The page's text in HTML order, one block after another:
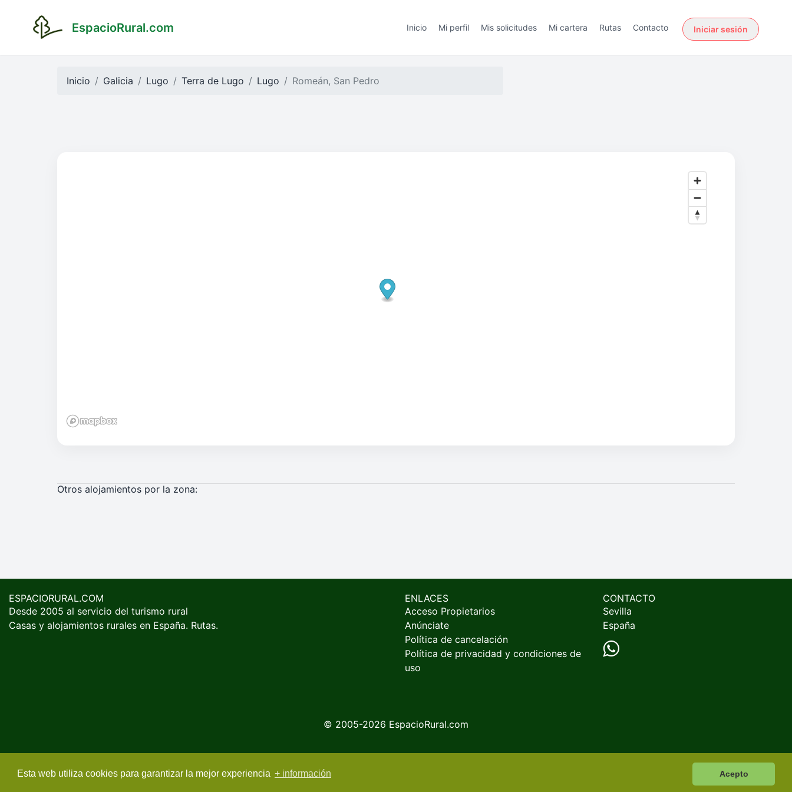
Esta web utiliza cookies para garantizar la mejor experiencia + información Acepto
EspacioRural.com Inicio Mi perfil Mis solicitudes Mi cartera Rutas Contacto Iniciar sesión
Inicio Galicia Lugo Terra de Lugo Lugo Romeán, San Pedro
Otros alojamientos por la zona:
ESPACIORURAL.COM
Desde 2005 al servicio del turismo rural
Casas y alojamientos rurales en España. Rutas.
ENLACES
Acceso Propietarios
Anúnciate
Política de cancelación
Política de privacidad y condiciones de
uso
CONTACTO
Sevilla
España
© 2005-2026 EspacioRural.com